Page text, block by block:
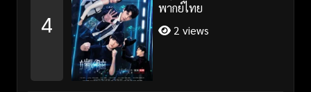
4
พากย์ไทย
2 views